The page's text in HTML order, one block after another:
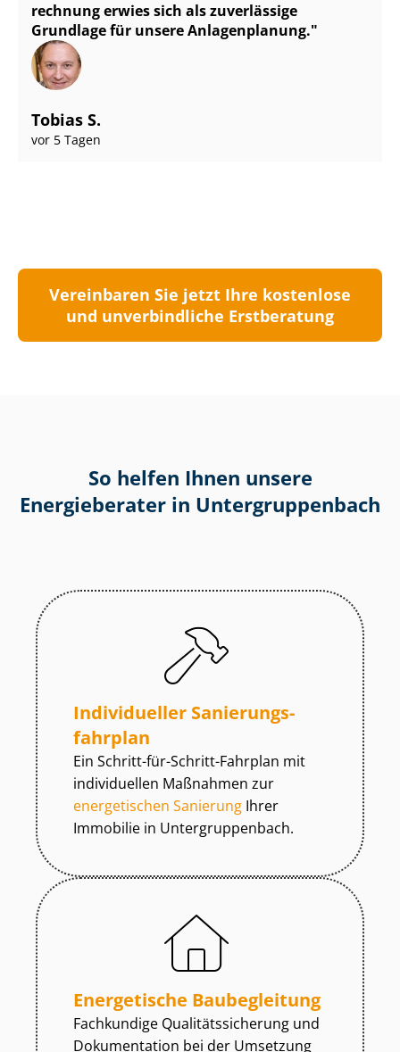
rech­nung erwies sich als zuverlässige
Grundlage für unsere Anlagenplanung.
Tobias S.
vor 5 Tagen
Vereinbaren Sie jetzt Ihre kostenlose
und unverbindliche Erstberatung
So helfen Ihnen unsere
Energieberater in Un­ter­grup­pen­bach
Individueller Sa­nie­rungs­
fahr­plan
Ein Schritt-für-Schritt-Fahrplan mit
individuellen Maßnahmen zur
energetischen Sanierung Ihrer
Immobilie in Un­ter­grup­pen­bach.
Energetische Baubegleitung
Fachkundige Qua­li­täts­si­che­rung und
Dokumentation bei der Umsetzung